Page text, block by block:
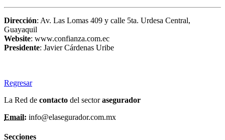
Dirección: Av. Las Lomas 409 y calle 5ta. Urdesa Central,
Guayaquil
Website: www.confianza.com.ec
Presidente: Javier Cárdenas Uribe
Regresar
La Red de contacto del sectorasegurador
Email: info@elasegurador.com.mx
Secciones